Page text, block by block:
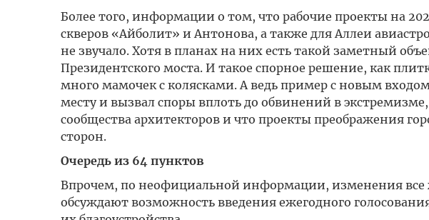
Более того, информации о том, что рабочие проекты на
скверов «Айболит» и Антонова, а также для Аллеи
не звучало. Хотя в планах на них есть такой заметный
Президентского моста. И такое спорное решение, как
много мамочек с колясками. А ведь пример с новым
месту и вызвал споры вплоть до обвинений в
сообщества архитекторов и что проекты преображения
сторон.
Очередь из 64 пунктов
Впрочем, по неофициальной информации, изменения
обсуждают возможность введения ежегодного